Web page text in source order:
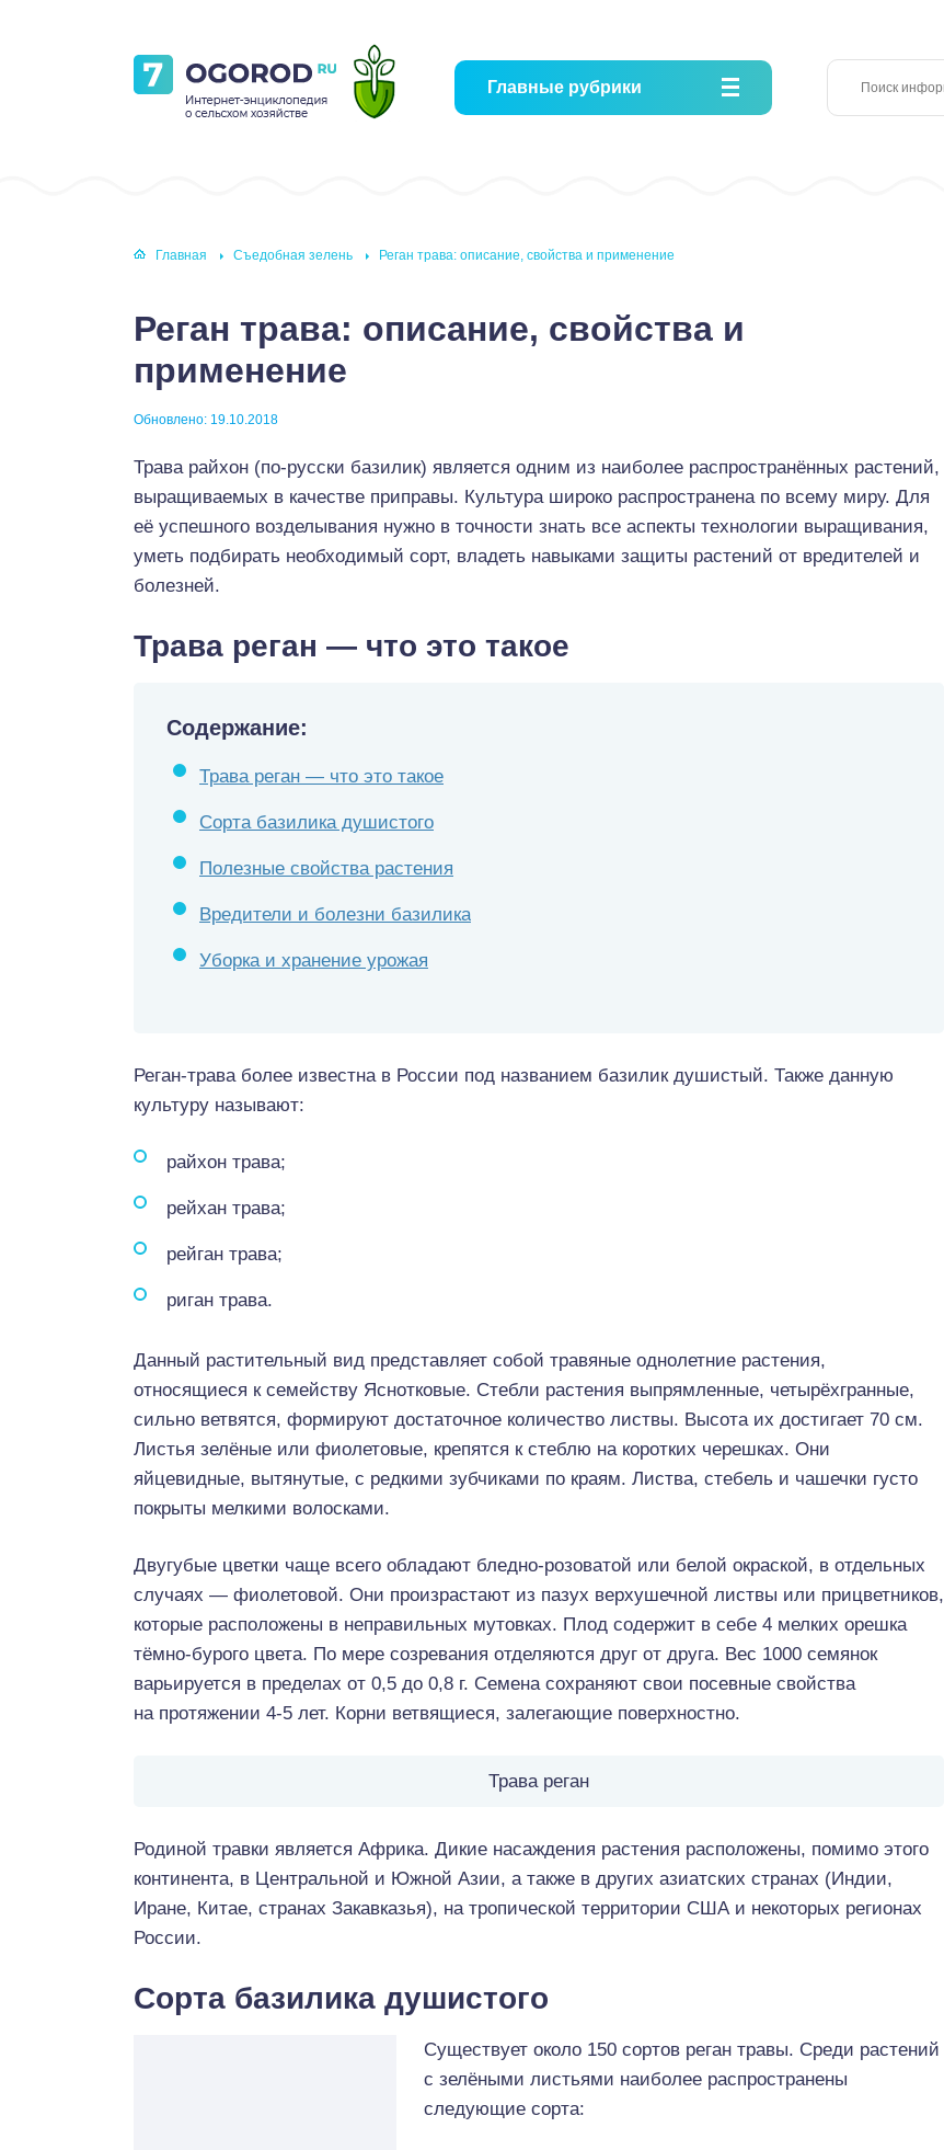
Главные рубрики
Главная Съедобная зелень Реган трава: описание, свойства и применение
Реган трава: описание, свойства и
применение
Обновлено: 19.10.2018
Трава райхон (по-русски базилик) является одним из наиболее распространённых растений,
выращиваемых в качестве приправы. Культура широко распространена по всему миру. Для
её успешного возделывания нужно в точности знать все аспекты технологии выращивания,
уметь подбирать необходимый сорт, владеть навыками защиты растений от вредителей и
болезней.
Трава реган — что это такое
Содержание:
Трава реган — что это такое
Сорта базилика душистого
Полезные свойства растения
Вредители и болезни базилика
Уборка и хранение урожая
Реган-трава более известна в России под названием базилик душистый. Также данную
культуру называют:
райхон трава;
рейхан трава;
рейган трава;
риган трава.
Данный растительный вид представляет собой травяные однолетние растения,
относящиеся к семейству Яснотковые. Стебли растения выпрямленные, четырёхгранные,
сильно ветвятся, формируют достаточное количество листвы. Высота их достигает 70 см.
Листья зелёные или фиолетовые, крепятся к стеблю на коротких черешках. Они
яйцевидные, вытянутые, с редкими зубчиками по краям. Листва, стебель и чашечки густо
покрыты мелкими волосками.
Двугубые цветки чаще всего обладают бледно-розоватой или белой окраской, в отдельных
случаях — фиолетовой. Они произрастают из пазух верхушечной листвы или прицветников,
которые расположены в неправильных мутовках. Плод содержит в себе 4 мелких орешка
тёмно-бурого цвета. По мере созревания отделяются друг от друга. Вес 1000 семянок
варьируется в пределах от 0,5 до 0,8 г. Семена сохраняют свои посевные свойства
на протяжении 4-5 лет. Корни ветвящиеся, залегающие поверхностно.
Трава реган
Родиной травки является Африка. Дикие насаждения растения расположены, помимо этого
континента, в Центральной и Южной Азии, а также в других азиатских странах (Индии,
Иране, Китае, странах Закавказья), на тропической территории США и некоторых регионах
России.
Сорта базилика душистого
Существует около 150 сортов реган травы. Среди растений
с зелёными листьями наиболее распространены
следующие сорта: